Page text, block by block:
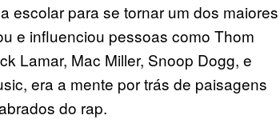
escolar para se tornar um dos maiores
e influenciou pessoas como Thom
Lamar, Mac Miller, Snoop Dogg, e
era a mente por trás de paisagens
do rap.